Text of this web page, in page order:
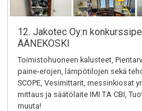
12. Jakotec Oy:n
ÄÄNEKOSKI
Toimistohuoneen kalusteet,
paine-erojen, lämpötilojen sekä
SCOPE, Vesimittarit, messinkiosat
mittaus ja säätölaite IMI TA CBI,
muuta!